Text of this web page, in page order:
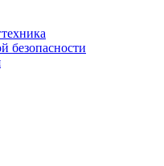
безопасности